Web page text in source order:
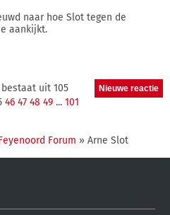
naar hoe Slot tegen de
aankijkt.
uit 105
46 47 48 49 ... 101
Forum » Arne Slot